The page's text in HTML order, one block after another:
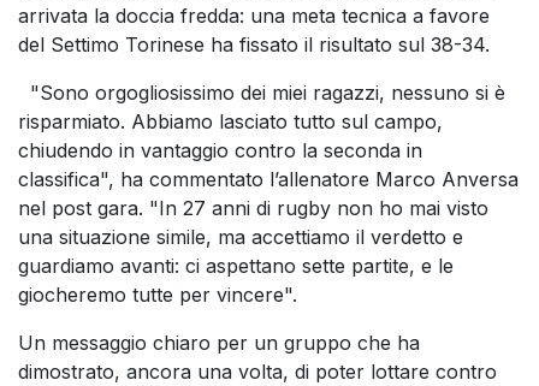
arrivata la doccia fredda: una meta tecnica a favore
del Settimo Torinese ha fissato il risultato sul 38-34.
"Sono orgogliosissimo dei miei ragazzi, nessuno si è
risparmiato. Abbiamo lasciato tutto sul campo,
chiudendo in vantaggio contro la seconda in
classifica", ha commentato l’allenatore Marco Anversa
nel post gara. "In 27 anni di rugby non ho mai visto
una situazione simile, ma accettiamo il verdetto e
guardiamo avanti: ci aspettano sette partite, e le
giocheremo tutte per vincere".
Un messaggio chiaro per un gruppo che ha
dimostrato, ancora una volta, di poter lottare contro